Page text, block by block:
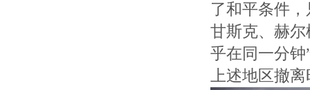
了和平条件
甘斯克、赫
乎在同一分
上述地区撤